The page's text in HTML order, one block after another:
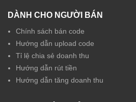
DÀNH CHO NGƯỜI BÁN
Chính sách bán code
Hướng dẫn upload code
Tỉ lệ chia sẻ doanh thu
Hướng dẫn rút tiền
Hướng dẫn tăng doanh thu